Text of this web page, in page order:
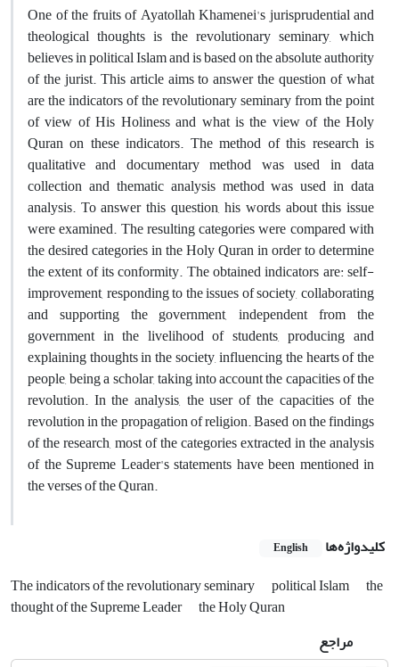
One of the fruits of Ayatollah Khamenei's jurisprudential and
theological thoughts is the revolutionary seminary, which
believes in political Islam and is based on the absolute authority
of the jurist. This article aims to answer the question of what
are the indicators of the revolutionary seminary from the point
of view of His Holiness and what is the view of the Holy
Quran on these indicators. The method of this research is
qualitative and documentary method was used in data
collection and thematic analysis method was used in data
analysis. To answer this question, his words about this issue
were examined. The resulting categories were compared with
the desired categories in the Holy Quran in order to determine
the extent of its conformity. The obtained indicators are: self-
improvement, responding to the issues of society, collaborating
and supporting the government, independent from the
government in the livelihood of students, producing and
explaining thoughts in the society, influencing the hearts of the
people, being a scholar, taking into account the capacities of the
revolution. In the analysis, the user of the capacities of the
revolution in the propagation of religion. Based on the findings
of the research, most of the categories extracted in the analysis
of the Supreme Leader's statements have been mentioned in
the verses of the Quran.
کلیدواژه‌ها English
The indicators of the revolutionary seminary political Islam
the
thought of the Supreme Leader the Holy Quran
مراجع